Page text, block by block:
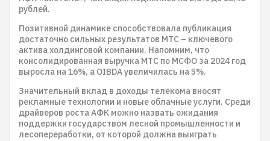
рублей.
Позитивной динамике способствовала публикация
достаточно сильных результатов МТС – ключевого
актива холдинговой компании. Напомним, что
консолидированная выручка МТС по МСФО за 2024 год
выросла на 16%, а OIBDA увеличилась на 5%.
Значительный вклад в доходы телекома вносят
рекламные технологии и новые облачные услуги. Среди
драйверов роста АФК можно назвать ожидания
поддержки государством лесной промышленности и
лесопереработки, от которой должна выиграть